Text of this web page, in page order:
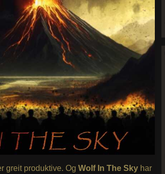
greit produktive. Og Wolf In The Skyhar